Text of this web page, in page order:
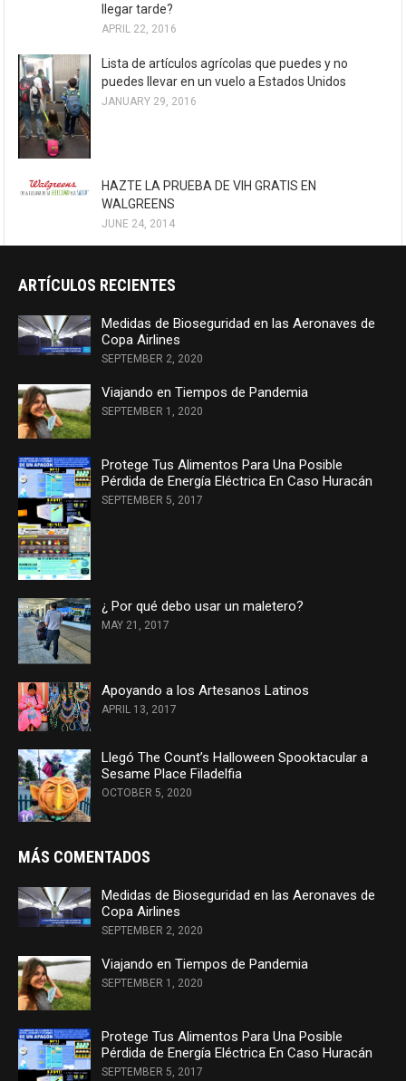
llegar tarde?
APRIL 22, 2016
Lista de artículos agrícolas que puedes y no
puedes llevar en un vuelo a Estados Unidos
JANUARY 29, 2016
HAZTE LA PRUEBA DE VIH GRATIS EN
WALGREENS
JUNE 24, 2014
ARTÍCULOS RECIENTES
Medidas de Bioseguridad en las Aeronaves de
Copa Airlines
SEPTEMBER 2, 2020
Viajando en Tiempos de Pandemia
SEPTEMBER 1, 2020
Protege Tus Alimentos Para Una Posible
Pérdida de Energía Eléctrica En Caso Huracán
SEPTEMBER 5, 2017
¿ Por qué debo usar un maletero?
MAY 21, 2017
Apoyando a los Artesanos Latinos
APRIL 13, 2017
Llegó The Count’s Halloween Spooktacular a
Sesame Place Filadelfia
OCTOBER 5, 2020
MÁS COMENTADOS
Medidas de Bioseguridad en las Aeronaves de
Copa Airlines
SEPTEMBER 2, 2020
Viajando en Tiempos de Pandemia
SEPTEMBER 1, 2020
Protege Tus Alimentos Para Una Posible
Pérdida de Energía Eléctrica En Caso Huracán
SEPTEMBER 5, 2017